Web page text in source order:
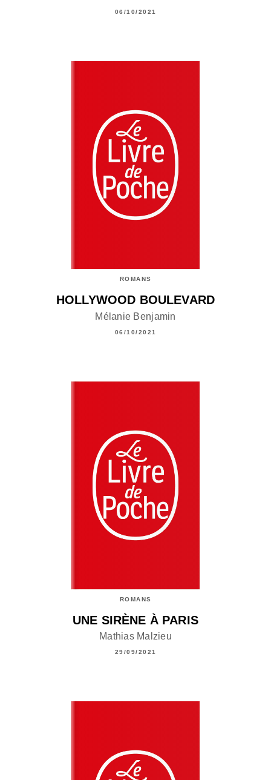
06/10/2021
ROMANS
HOLLYWOOD BOULEVARD
Mélanie Benjamin
06/10/2021
ROMANS
UNE SIRÈNE À PARIS
Mathias Malzieu
29/09/2021